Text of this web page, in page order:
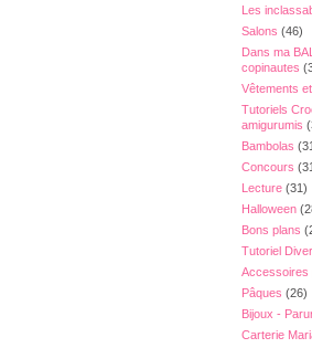
Les
Salons (46)
Dans ma
copinautes
Vêtements
Tutoriels
amigurumis
Bambolas
Concours
Lecture (31)
Halloween
Bons plans
Tutoriel
Accessoires
Pâques (26)
Bijoux -
Carterie